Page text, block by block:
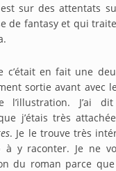
sur des attentats
de fantasy et qui
c’était en fait une
sortie avant avec
l’illustration. J’ai
j’étais très
. Je le trouve très
à y raconter. Je ne
du roman parce